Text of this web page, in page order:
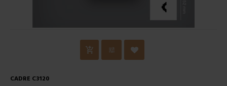
CADRE C3120